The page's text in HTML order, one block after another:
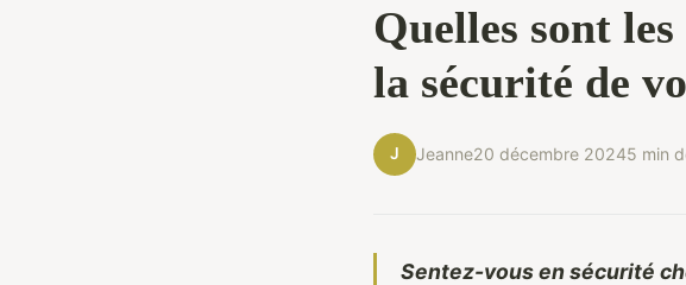
Quelles sont
la sécurité de
J Jeanne20 décembre 20245 min
Sentez-vous en sécurité